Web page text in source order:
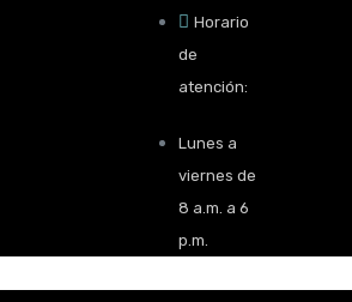
Horario
de
atención:
Lunes a
viernes de
8 a.m. a 6
p.m.